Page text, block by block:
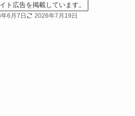
ト広告を掲載しています。
6月7日 2026年7月19日